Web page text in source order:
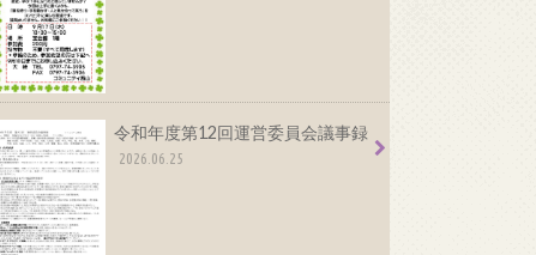
令和年度第12回運営委員会議事録
2026.06.25